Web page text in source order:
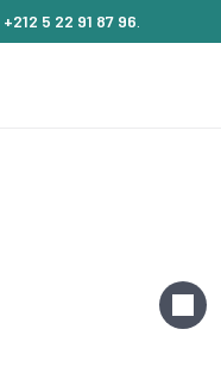
+212 5 22 91 87 96